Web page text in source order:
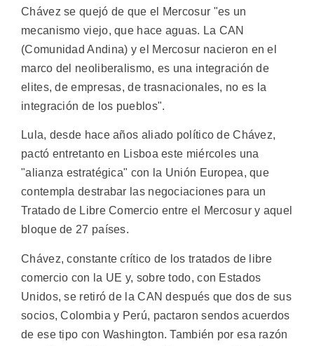
Chávez se quejó de que el Mercosur "es un
mecanismo viejo, que hace aguas. La CAN
(Comunidad Andina) y el Mercosur nacieron en el
marco del neoliberalismo, es una integración de
elites, de empresas, de trasnacionales, no es la
integración de los pueblos".
Lula, desde hace años aliado político de Chávez,
pactó entretanto en Lisboa este miércoles una
"alianza estratégica" con la Unión Europea, que
contempla destrabar las negociaciones para un
Tratado de Libre Comercio entre el Mercosur y aquel
bloque de 27 países.
Chávez, constante crítico de los tratados de libre
comercio con la UE y, sobre todo, con Estados
Unidos, se retiró de la CAN después que dos de sus
socios, Colombia y Perú, pactaron sendos acuerdos
de ese tipo con Washington. También por esa razón